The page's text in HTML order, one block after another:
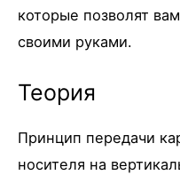
которые позволят
своими руками.
Теория
Принцип передачи
носителя на